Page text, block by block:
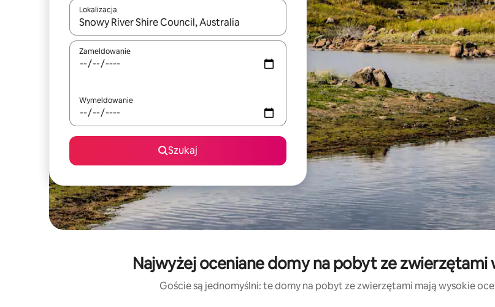
Lokalizacja
Gdy wyniki będą dostępne, możesz poruszać się po nich za pomocą klawiszy strzałek w górę i w dół
Zameldowanie
Wymeldowanie
Szukaj
Najwyżej oceniane domy na pobyt ze zwierzętami
Goście są jednomyślni: te domy na pobyt ze zwierzętami mają wysokie